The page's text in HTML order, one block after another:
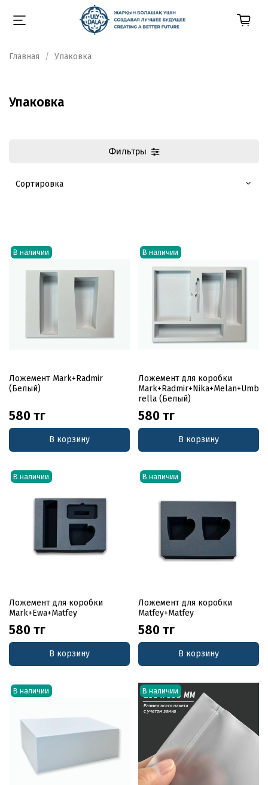
Главная Упаковка
Упаковка
Фильтры
В наличии
Ложемент Mark+Radmir
(Белый)
580 тг
В корзину
В наличии
Ложемент для коробки
Mark+Radmir+Nika+Melan+Umb
rella (Белый)
580 тг
В корзину
В наличии
Ложемент для коробки
Mark+Ewa+Matfey
580 тг
В корзину
В наличии
Ложемент для коробки
Matfey+Matfey
580 тг
В корзину
В наличии В наличии